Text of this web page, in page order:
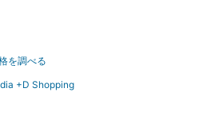
を調べる
+D Shopping